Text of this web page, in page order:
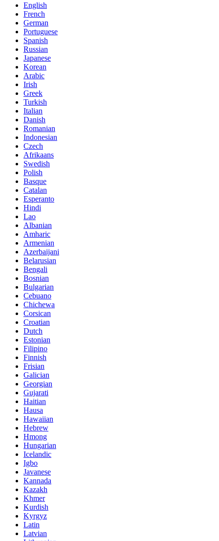
English
French
German
Portuguese
Spanish
Russian
Japanese
Korean
Arabic
Irish
Greek
Turkish
Italian
Danish
Romanian
Indonesian
Czech
Afrikaans
Swedish
Polish
Basque
Catalan
Esperanto
Hindi
Lao
Albanian
Amharic
Armenian
Azerbaijani
Belarusian
Bengali
Bosnian
Bulgarian
Cebuano
Chichewa
Corsican
Croatian
Dutch
Estonian
Filipino
Finnish
Frisian
Galician
Georgian
Gujarati
Haitian
Hausa
Hawaiian
Hebrew
Hmong
Hungarian
Icelandic
Igbo
Javanese
Kannada
Kazakh
Khmer
Kurdish
Kyrgyz
Latin
Latvian